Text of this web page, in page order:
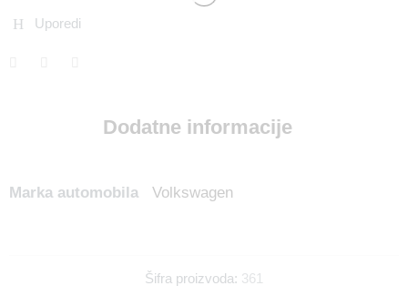
Uporedi
Dodatne informacije
Marka automobila Volkswagen
Šifra proizvoda: 361